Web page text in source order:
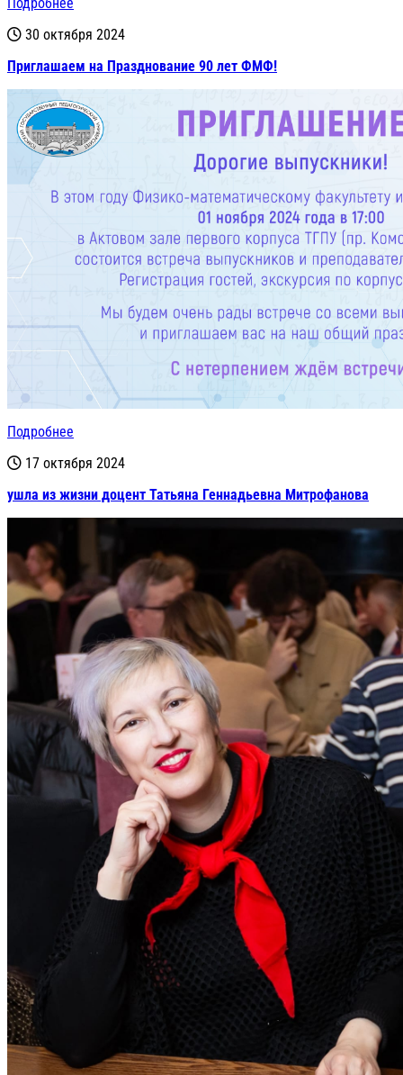
30 октября 2024
Приглашаем на Празднование 90 лет ФМФ!
Подробнее
17 октября 2024
ушла из жизни доцент Татьяна Геннадьевна Митрофанова